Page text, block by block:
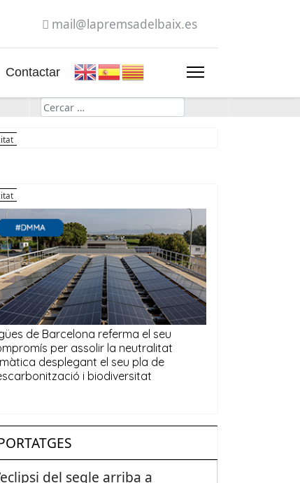
mail@lapremsadelbaix.es
Contactar
Cerca